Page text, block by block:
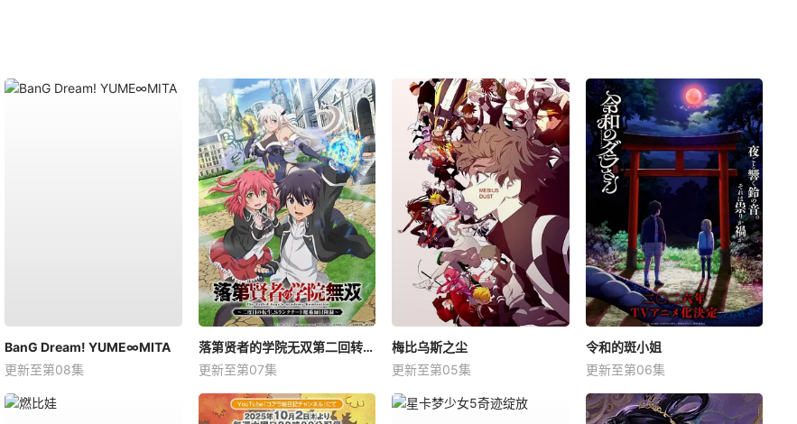
BanG Dream! YUME∞MITA
更新至第08集
落第贤者的学院无双第二回转生，S等级作弊魔术师冒险记
更新至第07集
梅比乌斯之尘
更新至第05集
令和的斑小姐
更新至第06集